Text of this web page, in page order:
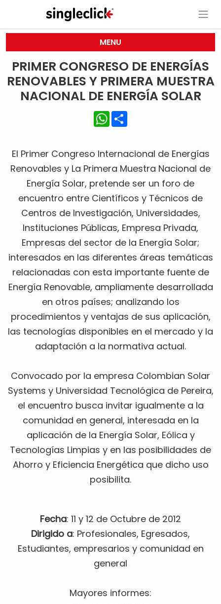
MENU
PRIMER CONGRESO DE ENERGÍAS
RENOVABLES Y PRIMERA MUESTRA
NACIONAL DE ENERGÍA SOLAR
WhatsApp
El Primer Congreso Internacional de Energías
Renovables y La Primera Muestra Nacional de
Energía Solar, pretende ser un foro de
encuentro entre Científicos y Técnicos de
Centros de Investigación, Universidades,
Instituciones Públicas, Empresa Privada,
Empresas del sector de la Energía Solar;
interesados en las diferentes áreas temáticas
relacionadas con esta importante fuente de
Energía Renovable, ampliamente desarrollada
en otros países; analizando los
procedimientos y ventajas de sus aplicación,
las tecnologías disponibles en el mercado y la
adaptación a la normativa actual.
Convocado por la empresa Colombian Solar
Systems y Universidad Tecnológica de Pereira,
el encuentro busca invitar igualmente a la
comunidad en general, interesada en la
aplicación de la Energía Solar, Eólica y
Tecnologías Limpias y en las posibilidades de
Ahorro y Eficiencia Energética que dicho uso
posibilita.
Fecha: 11 y 12 de Octubre de 2012
Dirigido a: Profesionales, Egresados,
Estudiantes, empresarios y comunidad en
general
Mayores informes: